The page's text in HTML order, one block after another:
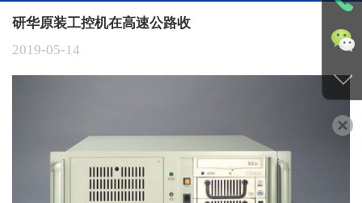
在线留言
联系我们
案例展示
研华原装工控机在高速公路收
2019-05-14